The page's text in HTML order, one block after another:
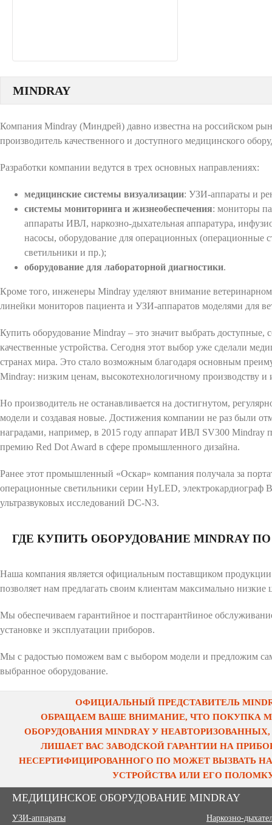
MINDRAY
Компания Mindray (Миндрей) давно известна на российском
производитель качественного и доступного медицинского
Разработки компании ведутся в трех основных направлениях:
медицинские системы визуализации: УЗИ-аппараты и
системы мониторинга и жизнеобеспечения: мониторы
аппараты ИВЛ, наркозно-дыхательная аппаратура,
насосы, оборудование для операционных (операционные
светильники и пр.);
оборудование для лабораторной диагностики.
Кроме того, инженеры Mindray уделяют внимание
линейки мониторов пациента и УЗИ-аппаратов моделями для
Купить оборудование Mindray – это значит выбрать
качественные устройства. Сегодня этот выбор уже сделали
странах мира. Это стало возможным благодаря основным
Mindray: низким ценам, высокотехнологичному производству
Но производитель не останавливается на достигнутом,
модели и создавая новые. Достижения компании не раз были
наградами, например, в 2015 году аппарат ИВЛ SV300 Mindray
премию Red Dot Award в сфере промышленного дизайна.
Ранее этот промышленный «Оскар» компания получала за
операционные светильники серии HyLED, электрокардиограф
ультразвуковых исследований DC-N3.
ГДЕ КУПИТЬ ОБОРУДОВАНИЕ MINDRAYПО
Наша компания является официальным поставщиком
позволяет нам предлагать своим клиентам максимально
Мы обеспечиваем гарантийное и постгарантйиное
установке и эксплуатации приборов.
Мы с радостью поможем вам с выбором модели и предложим
выбранное оборудование.
ОФИЦИАЛЬНЫЙ ПРЕДСТАВИТЕЛЬ
ОБРАЩАЕМ ВАШЕ ВНИМАНИЕ, ЧТО ПОКУПКА
ОБОРУДОВАНИЯ MINDRAY У
ЛИШАЕТ ВАС ЗАВОДСКОЙ ГАРАНТИИ НА
НЕСЕРТИФИЦИРОВАННОГО ПО МОЖЕТ ВЫЗВАТЬ
УСТРОЙСТВА ИЛИ ЕГО
МЕДИЦИНСКОЕ ОБОРУДОВАНИЕ MINDRAY
УЗИ-аппараты
Наркозно-